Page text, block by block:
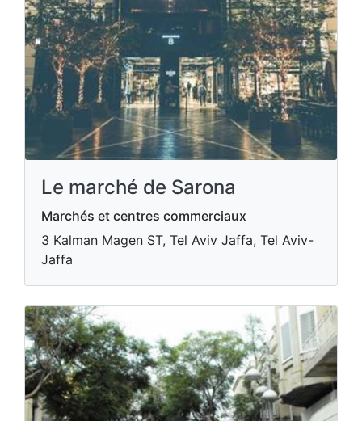
Le marché de Sarona
Marchés et centres commerciaux
3 Kalman Magen ST, Tel Aviv Jaffa, Tel Aviv-
Jaffa